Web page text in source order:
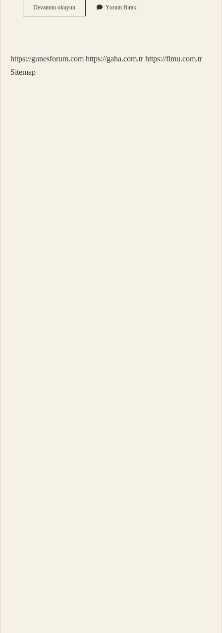
Devamını okuyunBaşöğretmen
Ne
Yorum Bırak
https://gunesforum.com https://gaha.com.tr https://fimu.com.tr
Sitemap